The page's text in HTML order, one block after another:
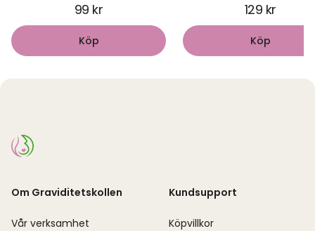
99 kr
Köp
129 kr
Köp
Om Graviditetskollen
Vår verksamhet
Kundsupport
Köpvillkor